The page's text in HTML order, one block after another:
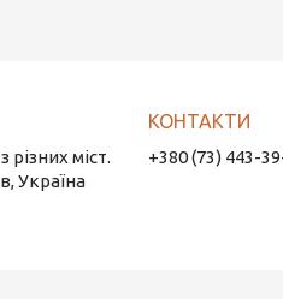
міст.
Україна
+380 (73) 443-